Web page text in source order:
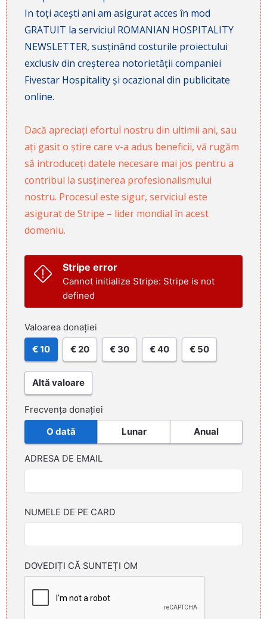
In toți acești ani am asigurat acces în mod
GRATUIT la serviciul ROMANIAN HOSPITALITY
NEWSLETTER, susținând costurile proiectului
exclusiv din creșterea notorietății companiei
Fivestar Hospitality și ocazional din publicitate
online.
Dacă apreciați efortul nostru din ultimii ani, sau
ați gasit o știre care v-a adus beneficii, vă rugăm
să introduceți datele necesare mai jos pentru a
contribui la susținerea profesionalismului
nostru. Procesul este sigur, serviciul este
asigurat de Stripe – lider mondial în acest
domeniu.
Stripe error
Cannot initialize Stripe: Stripe is not
defined
Valoarea donației
€ 10 € 20 € 30 € 40 € 50
Altă valoare
Frecvența donației
O dată Lunar Anual
ADRESA DE EMAIL
NUMELE DE PE CARD
DOVEDIȚI CĂ SUNTEȚI OM